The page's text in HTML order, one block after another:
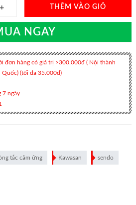
THÊM VÀO GIỎ
NGAY
đơn hàng có giá trị >300.000đ ( Nội thành
Quốc) (tối đa 35.000đ)
7 ngày
tắc cảm ứng Kawasan sendo